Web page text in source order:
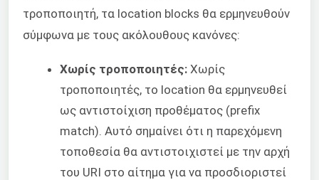
τροποποιητή, τα location blocks θα ερμηνευθούν
σύμφωνα με τους ακόλουθους κανόνες:
Χωρίς τροποποιητές: Χωρίς
τροποποιητές, το location θα ερμηνευθεί
ως αντιστοίχιση προθέματος (prefix
match). Αυτό σημαίνει ότι η παρεχόμενη
τοποθεσία θα αντιστοιχιστεί με την αρχή
του URI στο αίτημα για να προσδιοριστεί